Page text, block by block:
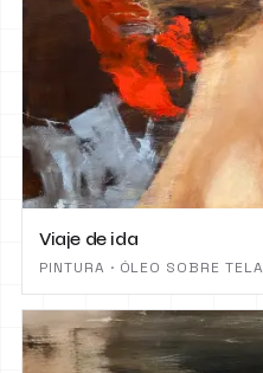
Viaje de ida
PINTURA · ÓLEO SOBRE TELA